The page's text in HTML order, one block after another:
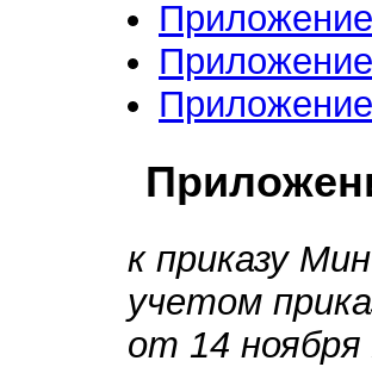
к приказу
учетом
от 14 ноября